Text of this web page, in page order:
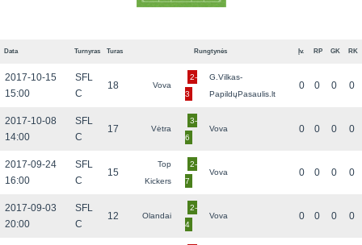
Data Turnyras Turas Rungtynės Įv. RP GK RK
2017-10-15
15:00
SFL
C
18 Vova
2-
3
G.Vilkas-
PapildųPasaulis.lt
0 0 0 0
2017-10-08
14:00
SFL
C
17 Vėtra
3-
6
Vova 0 0 0 0
2017-09-24
16:00
SFL
C
15
Top
Kickers
2-
7
Vova 0 0 0 0
2017-09-03
20:00
SFL
C
12 Olandai
2-
4
Vova 0 0 0 0